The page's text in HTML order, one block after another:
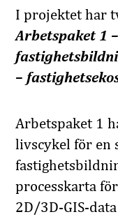
I projektet har
Arbetspaket 1
–
Arbetspaket 1
livscykel för en
processkarta
2D/3D-GIS-